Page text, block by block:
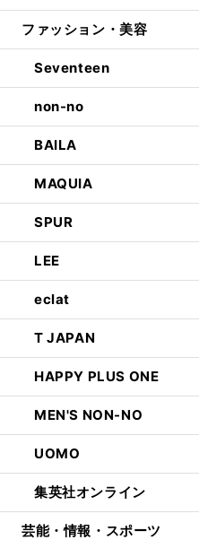
ファッション・美容
Seventeen
non-no
BAILA
MAQUIA
SPUR
LEE
eclat
T JAPAN
HAPPY PLUS ONE
MEN'S NON-NO
UOMO
集英社オンライン
芸能・情報・スポーツ